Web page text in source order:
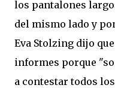
los pantalones
del mismo lado y
Eva Stolzing dijo
informes porque
a contestar todos